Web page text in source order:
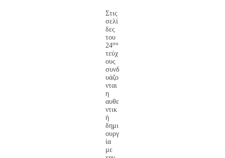
Στις
σελί
δες
του
24ου
τεύχ
ους
συνδ
υάζο
νται
η
αυθε
ντικ
ή
δημι
ουργ
ία
με